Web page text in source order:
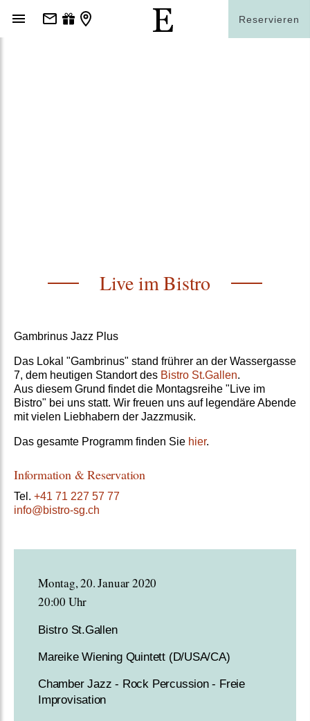
Reservieren
Live im Bistro
Gambrinus Jazz Plus
Das Lokal "Gambrinus" stand frührer an der Wassergasse
7, dem heutigen Standort des Bistro St.Gallen.
Aus diesem Grund findet die Montagsreihe "Live im
Bistro" bei uns statt. Wir freuen uns auf legendäre Abende
mit vielen Liebhabern der Jazzmusik.
Das gesamte Programm finden Sie hier.
Information & Reservation
Tel. +41 71 227 57 77
info@bistro-sg.ch
Montag, 20. Januar 2020
20:00 Uhr
Bistro St.Gallen
Mareike Wiening Quintett (D/USA/CA)
Chamber Jazz - Rock Percussion - Freie
Improvisation